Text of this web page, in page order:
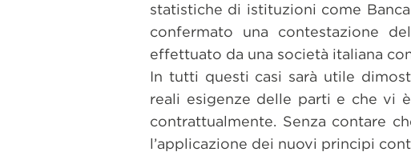
statistiche di istituzioni come
confermato una contestazione
effettuato da una società italiana
In tutti questi casi sarà utile
reali esigenze delle parti e che vi
contrattualmente. Senza contare
l’applicazione dei nuovi principi